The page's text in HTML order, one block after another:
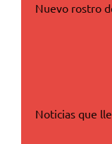
Nuevo rostro
Noticias que